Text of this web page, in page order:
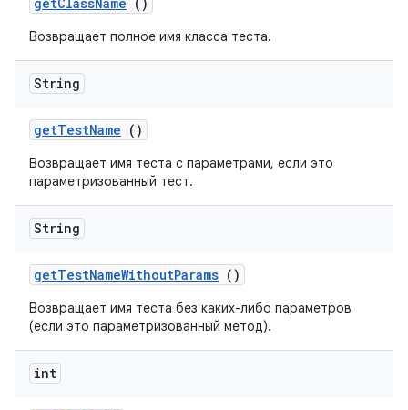
Возвращает полное имя класса теста.
String
getTestName ()
Возвращает имя теста с параметрами, если это
параметризованный тест.
String
getTestNameWithoutParams ()
Возвращает имя теста без каких-либо параметров
(если это параметризованный метод).
int